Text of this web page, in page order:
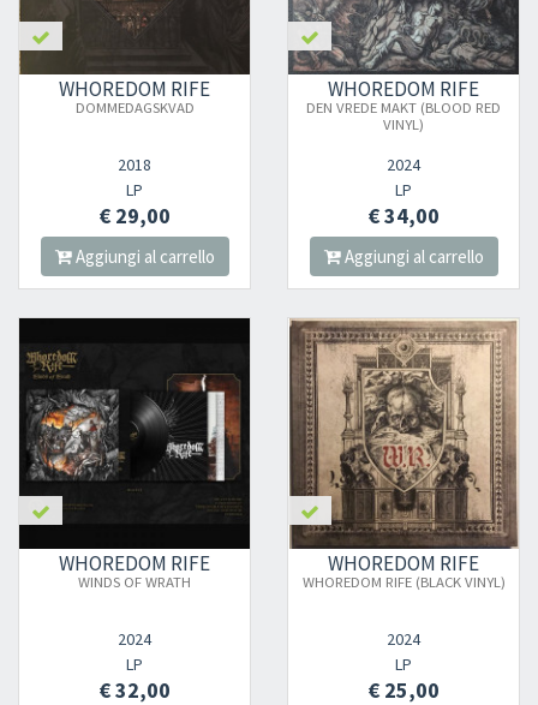
WHOREDOM RIFE
DOMMEDAGSKVAD
2018
LP
€ 29,00
Aggiungi al carrello
WHOREDOM RIFE
DEN VREDE MAKT (BLOOD RED
VINYL)
2024
LP
€ 34,00
Aggiungi al carrello
WHOREDOM RIFE
WINDS OF WRATH
2024
LP
€ 32,00
WHOREDOM RIFE
WHOREDOM RIFE (BLACK VINYL)
2024
LP
€ 25,00